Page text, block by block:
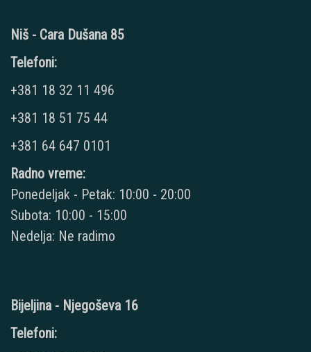
Niš - Cara Dušana 85
Telefoni:
+381 18 32 11 496
+381 18 51 75 44
+381 64 647 0101
Radno vreme:
Ponedeljak - Petak: 10:00 - 20:00
Subota: 10:00 - 15:00
Nedelja: Ne radimo
Bijeljina - Njegoševa 16
Telefoni: